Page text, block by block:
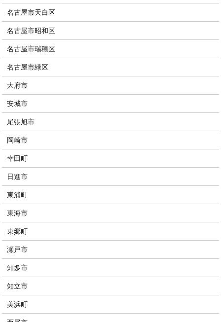
名古屋市天白区
名古屋市昭和区
名古屋市瑞穂区
名古屋市緑区
大府市
安城市
尾張旭市
岡崎市
幸田町
日進市
東浦町
東海市
東郷町
瀬戸市
知多市
知立市
美浜町